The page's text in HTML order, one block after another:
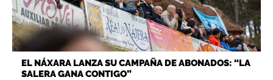
EL NÁXARA LANZA SU CAMPAÑA DE ABONADOS: “LA
SALERA GANA CONTIGO”